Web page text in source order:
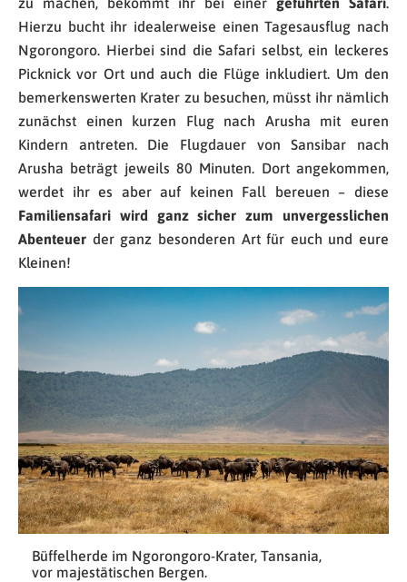
Hierzu bucht ihr idealerweise einen Tagesausflug nach
Ngorongoro. Hierbei sind die Safari selbst, ein leckeres
Picknick vor Ort und auch die Flüge inkludiert. Um den
bemerkenswerten Krater zu besuchen, müsst ihr nämlich
zunächst einen kurzen Flug nach Arusha mit euren
Kindern antreten. Die Flugdauer von Sansibar nach
Arusha beträgt jeweils 80 Minuten. Dort angekommen,
werdet ihr es aber auf keinen Fall bereuen – diese
Familiensafari wird ganz sicher zum unvergesslichen
Abenteuer der ganz besonderen Art für euch und eure
Kleinen!
Büffelherde im Ngorongoro-Krater, Tansania,
vor majestätischen Bergen.